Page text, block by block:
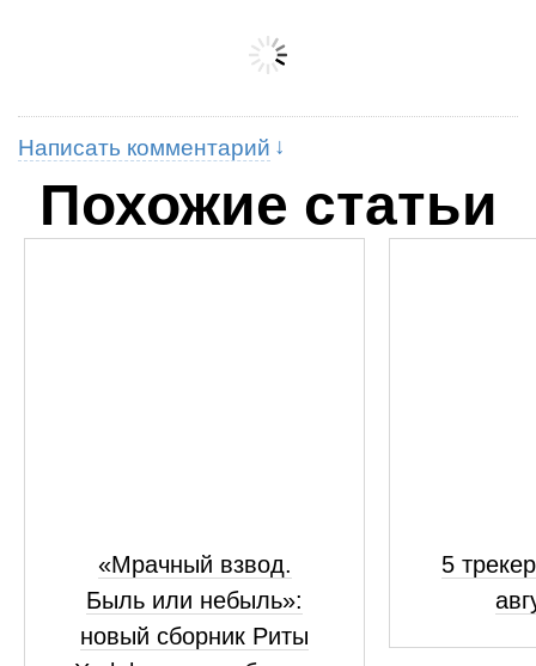
Написать комментарий
Похожие статьи
«Мрачный взвод.
Быль или небыль»:
новый сборник Риты
5